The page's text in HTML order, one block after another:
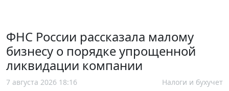
ФНС России рассказала малому
бизнесу о порядке упрощенной
ликвидации компании
7 августа 2026 18:16 Налоги и бухучет